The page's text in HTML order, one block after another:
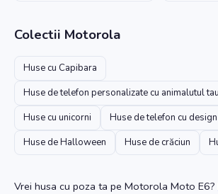
Colectii Motorola
Huse cu Capibara
Huse de telefon personalizate cu animalutul tau
Huse cu unicorni
Huse de telefon cu design
Huse de Halloween
Huse de crăciun
Vrei husa cu poza ta pe Motorola Moto E6?